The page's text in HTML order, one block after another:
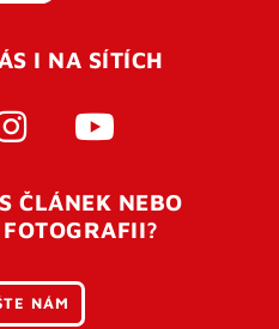
I NA SÍTÍCH
ČLÁNEK NEBO
NÁM